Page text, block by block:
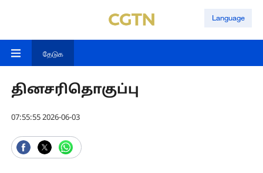
Language
தேடுக
தினசரிதொகுப்பு
07:55:55 2026-06-03